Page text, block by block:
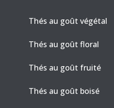
Thés au goût végétal
Thés au goût floral
Thés au goût fruité
Thés au goût boisé